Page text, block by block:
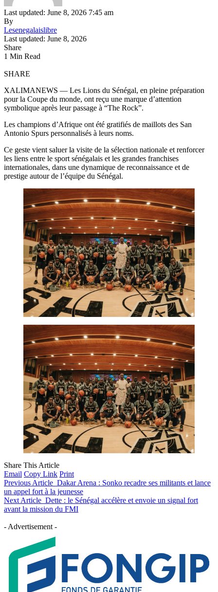
Last updated: June 8, 2026 7:45 am
By
Lesenegalaislibre
Last updated: June 8, 2026
Share
1 Min Read
SHARE
XALIMANEWS — Les Lions du Sénégal, en pleine préparation
pour la Coupe du monde, ont reçu une marque d’attention
symbolique après leur passage à “The Rock”.
Les champions d’Afrique ont été gratifiés de maillots des San
Antonio Spurs personnalisés à leurs noms.
Ce geste vient saluer la visite de la sélection nationale et renforcer
les liens entre le sport sénégalais et les grandes franchises
internationales, dans une dynamique de reconnaissance et de
prestige autour de l’équipe du Sénégal.
Share This Article
Email Copy Link Print
Previous Article Dakar Arena : Sonko recadre ses militants et lance
un appel fort à la jeunesse
Next Article Dette : le Sénégal accélère et envoie un signal fort
avant la mission du FMI
- Advertisement -